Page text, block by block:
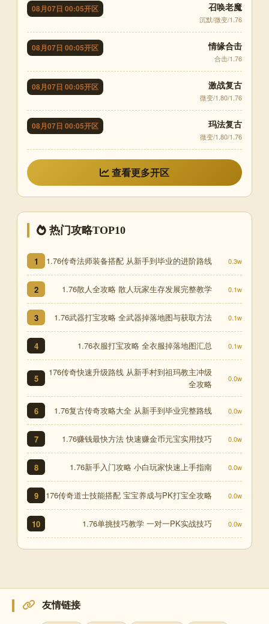
08月07日 00:05开区 召唤老魔
沉默/微变/1.76
08月07日 00:05开区 情缘合击
合击/1.76
08月07日 00:05开区 激战复古
微变/1.80/1.76
08月07日 00:05开区 玛法复古
微变/1.80/1.76
查看更多开区
热门攻略TOP10
1 1.76传奇法师装备搭配 从新手到毕业的进阶路线 0.3w
2 1.76散人全攻略 散人玩家生存发展完整教学 0.1w
3 1.76武器打宝攻略 全武器掉落地图与获取方法 0.1w
4 1.76衣服打宝攻略 全衣服掉落地图汇总 0.1w
5
176传奇快速升级路线 从新手村到祖玛教主冲级
全攻略
0.0w
6 1.76复古传奇攻略大全 从新手到毕业完整路线 0.0w
7 1.76赚钱最快方法 快速赚金币元宝实用技巧 0.0w
8 1.76新手入门攻略 小白玩家快速上手指南 0.0w
9 176传奇道士技能搭配 宝宝养成与PK打宝全攻略 0.0w
10 1.76单挑技巧教学 一对一PK实战技巧 0.0w
友情链接